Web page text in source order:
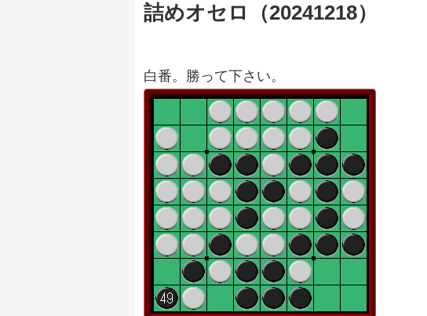
詰めオセロ（20241218）
白番。勝って下さい。